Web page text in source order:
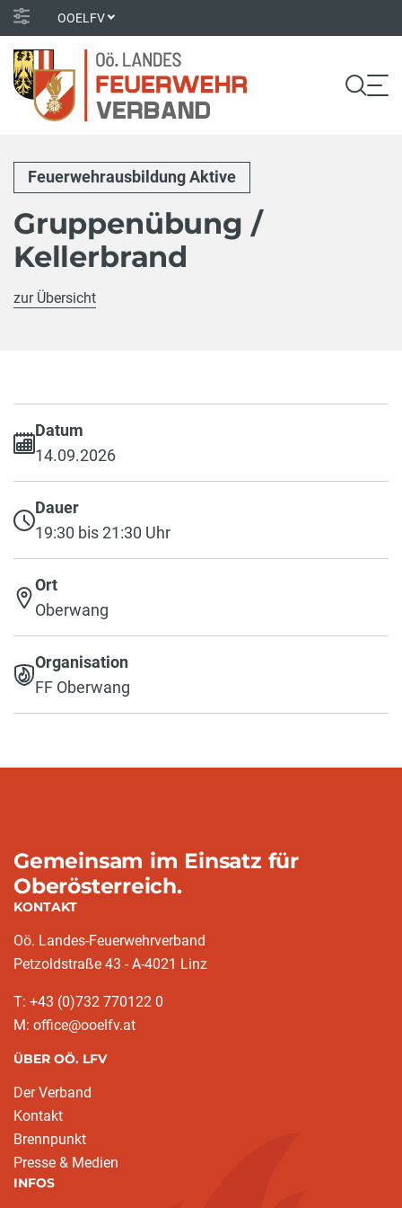
OOELFV
Feuerwehrausbildung Aktive
Gruppenübung /
Kellerbrand
zur Übersicht
Datum
14.09.2026
Dauer
19:30 bis 21:30 Uhr
Ort
Oberwang
Organisation
FF Oberwang
Gemeinsam im Einsatz für
Oberösterreich.
KONTAKT
Oö. Landes-Feuerwehrverband
Petzoldstraße 43 - A-4021 Linz
T: +43 (0)732 770122 0
M: office@ooelfv.at
ÜBER OÖ. LFV
Der Verband
Kontakt
Brennpunkt
Presse & Medien
INFOS